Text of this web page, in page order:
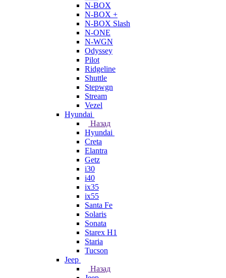
N-BOX
N-BOX +
N-BOX Slash
N-ONE
N-WGN
Odyssey
Pilot
Ridgeline
Shuttle
Stepwgn
Stream
Vezel
Hyundai
Назад
Hyundai
Creta
Elantra
Getz
i30
i40
ix35
ix55
Santa Fe
Solaris
Sonata
Starex H1
Staria
Tucson
Jeep
Назад